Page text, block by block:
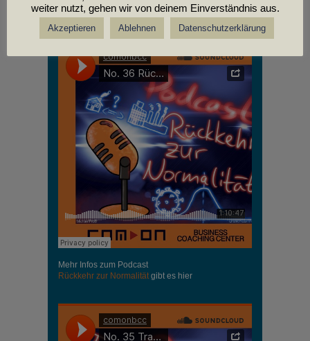
PODCASTS
Mehr Infos zum Podcast
Rückkehr zur Normalitätgibt es hier
weiter nutzt, gehen wir von deinem Einverständnis aus.
Akzeptieren Ablehnen Datenschutzerklärung